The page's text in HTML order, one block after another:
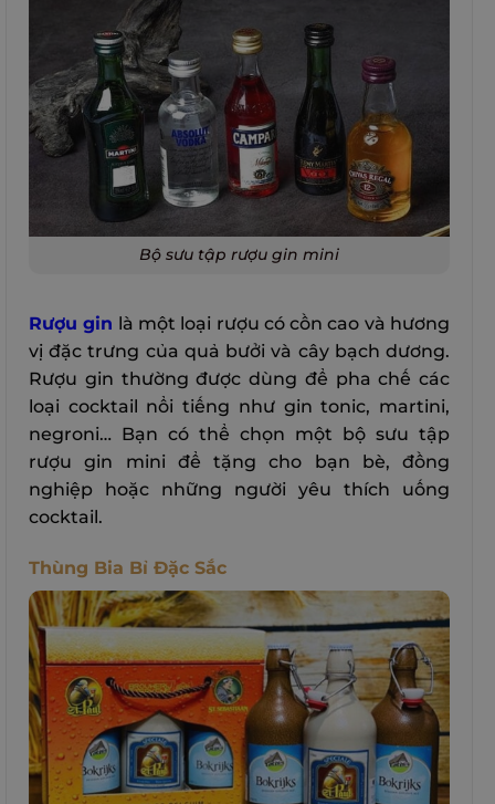
Bộ sưu tập rượu gin mini
Rượu gin là một loại rượu có cồn cao và hương
vị đặc trưng của quả bưởi và cây bạch dương.
Rượu gin thường được dùng để pha chế các
loại cocktail nổi tiếng như gin tonic, martini,
negroni… Bạn có thể chọn một bộ sưu tập
rượu gin mini để tặng cho bạn bè, đồng
nghiệp hoặc những người yêu thích uống
cocktail.
Thùng Bia Bỉ Đặc Sắc